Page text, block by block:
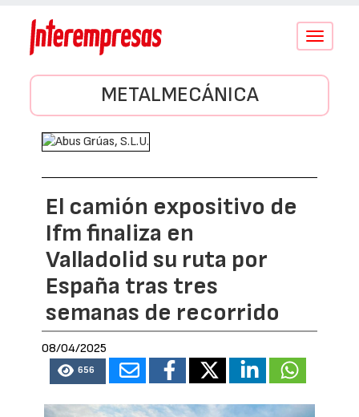
Conmutar
METALMECÁNICA
El camión expositivo de
Ifm finaliza en
Valladolid su ruta por
España tras tres
semanas de recorrido
08/04/2025
656